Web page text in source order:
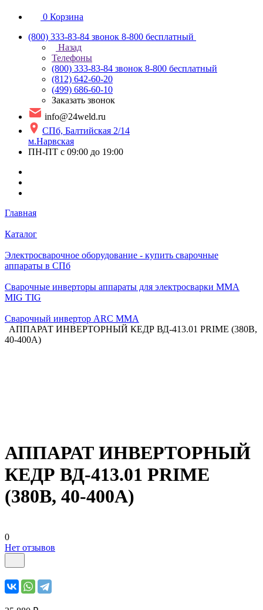
0 Корзина
(800) 333-83-84 звонок 8-800 бесплатный
Назад
Телефоны
(800) 333-83-84 звонок 8-800 бесплатный
(812) 642-60-20
(499) 686-60-10
Заказать звонок
info@24weld.ru
СПб, Балтийская 2/14
м.Нарвская
ПН-ПТ с 09:00 до 19:00
Главная
Каталог
Электросварочное оборудование - купить сварочные
аппараты в СПб
Сварочные инверторы аппараты для электросварки MMA
MIG TIG
Сварочный инвертор ARC MMA
АППАРАТ ИНВЕРТОРНЫЙ КЕДР ВД-413.01 PRIME (380В,
40-400А)
АППАРАТ ИНВЕРТОРНЫЙ
КЕДР ВД-413.01 PRIME
(380В, 40-400А)
0
Нет отзывов